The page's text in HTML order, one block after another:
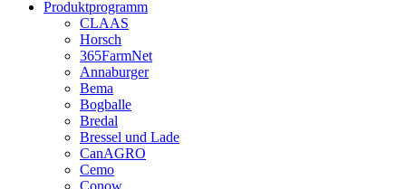
Produktprogramm
CLAAS
Horsch
365FarmNet
Annaburger
Bema
Bogballe
Bredal
Bressel und Lade
CanAGRO
Cemo
Conow